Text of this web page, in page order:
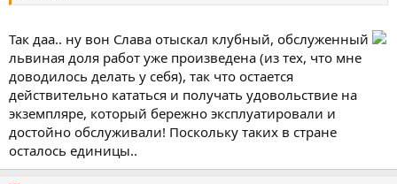
Так даа.. ну вон Слава отыскал клубный, обслуженный
львиная доля работ уже произведена (из тех, что мне
доводилось делать у себя), так что остается
действительно кататься и получать удовольствие на
экземпляре, который бережно эксплуатировали и
достойно обслуживали! Поскольку таких в стране
осталось единицы..